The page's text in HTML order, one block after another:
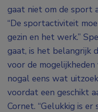
gaat niet om de sport
“De sportactiviteit
gezin en het werk.”
gaat, is het belangrijk
voor de mogelijkheden
nogal eens wat
voordat een geschikt
Cornet. “Gelukkig is